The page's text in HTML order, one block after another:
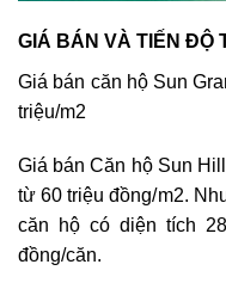
GIÁ BÁN VÀ TIẾN ĐỘ
Giá bán căn hộ Sun
triệu/m2
Giá bán Căn hộ Sun
từ 60 triệu đồng/m2.
căn hộ có diện tích
đồng/căn.